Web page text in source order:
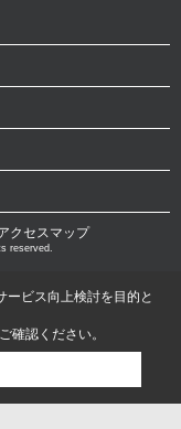
アクセスマップ
reserved.
ービス向上検討を目的と
確認ください。